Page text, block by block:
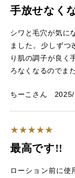
手放せなく
シワと毛穴が気に
ました。少しずつ
り肌の調子が良く
ろなくなるのでま
ちーこさん
最高です!!
ローション前に使